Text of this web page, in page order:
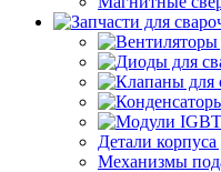
Детали
Механизмы